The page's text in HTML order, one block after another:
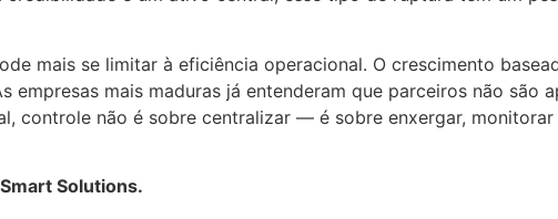
mais se limitar à eficiência operacional. O crescimento
empresas mais maduras já entenderam que parceiros não são
controle não é sobre centralizar — é sobre enxergar,
Solutions.